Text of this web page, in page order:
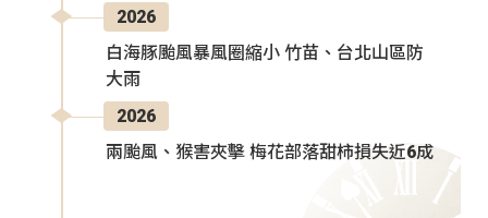
2026
白海豚颱風暴風圈縮小 竹苗、台北山區防
大雨
2026
兩颱風、猴害夾擊 梅花部落甜柿損失近6成